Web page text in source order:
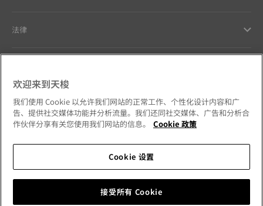
法律
Our commitments
Follow us on social media
Change country
欢迎来到天梭
我们使用 Cookie 以允许我们网站的正常工作、个性化设计内容和广
告、提供社交媒体功能并分析流量。我们还同社交媒体、广告和分析合
作伙伴分享有关您使用我们网站的信息。
Cookie 政策
Cookie 设置
接受所有 Cookie